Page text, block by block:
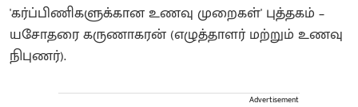
'கர்ப்பிணிகளுக்கான உணவு முறைகள்' புத்தகம் –
யசோதரை கருணாகரன் (எழுத்தாளர் மற்றும் உணவு
நிபுணர்).
Advertisement